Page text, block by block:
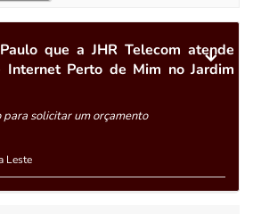
que a JHR Telecom atende
Internet Perto de Mim no Jardim
para solicitar um orçamento
Leste